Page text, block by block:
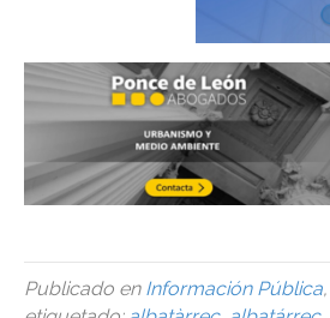
Publicado en Información Pública,